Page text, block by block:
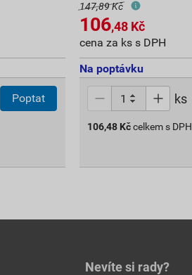
Poptat
147,89 Kč
106,48Kč
cena za ks s DPH
Na poptávku
ks
106,48 Kč celkem s DPH
Nevíte si rady?